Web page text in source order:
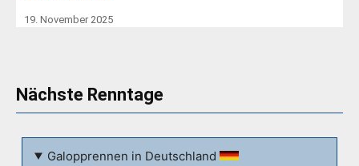
19. November 2025
Nächste Renntage
Galopprennen in Deutschland